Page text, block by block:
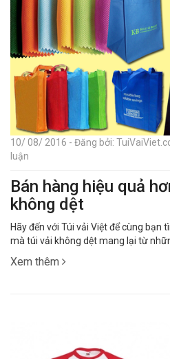
10/ 08/ 2016 - Đăng bởi:
luận
Bán hàng hiệu quả
không dệt
Hãy đến với Túi vải Việt để cùng
mà túi vải không dệt mang lại từ
Xem thêm